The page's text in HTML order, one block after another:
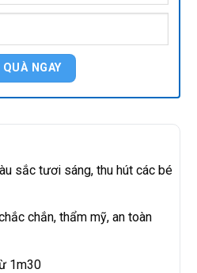
sắc tươi sáng, thu hút các bé
chắn, thẩm mỹ, an toàn
1m30